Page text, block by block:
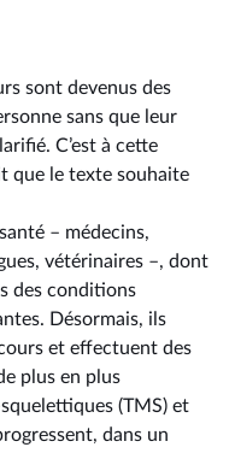
sont devenus des
sans que leur
C’est à cette
que le texte souhaite
–⁠ médecins,
vétérinaires –, dont
des conditions
Désormais, ils
et effectuent des
plus en plus
(TMS) et
dans un